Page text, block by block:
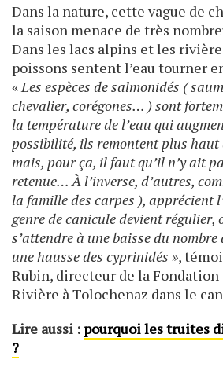
Dans la nature, cette vague de
la saison menace de très
Dans les lacs alpins et les
poissons sentent l’eau tourner
« Les espèces de salmonidés (
chevalier, corégones… ) sont
la température de l’eau qui
possibilité, ils remontent plus haut
mais, pour ça, il faut qu’il n’y ait
retenue… À l’inverse, d’autres,
la famille des carpes ), apprécient
genre de canicule devient régulier,
s’attendre à une baisse du
une hausse des cyprinidés »,
Rubin, directeur de la Fondation
Rivière à Tolochenaz dans le
Lire aussi :pourquoi les truites
?